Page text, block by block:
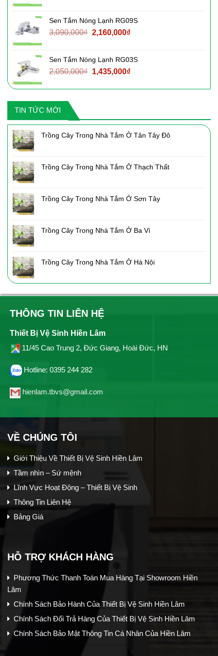
2,760,000₫.là:
1,930,000₫.
Sen Tắm Nóng Lạnh RG09S
3,090,000₫ Giá
3,090,000₫.
2,160,000₫Giá
là:
2,160,000₫.
Sen Tắm Nóng Lạnh RG03S
2,050,000₫ Giá
là:
1,435,000₫Giá
tại
TIN TỨC MỚI
Trồng Cây Trong Nhà Tắm Ở Tân Tây Đô
Trồng Cây Trong Nhà Tắm Ở Thạch Thất
Trồng Cây Trong Nhà Tắm Ở Sơn Tây
Trồng Cây Trong Nhà Tắm Ở Ba Vì
Trồng Cây Trong Nhà Tắm Ở Hà Nội
THÔNG TIN LIÊN HỆ
Thiết Bị Vệ Sinh Hiền Lâm
11/45 Cao Trung 2, Đức Giang, Hoài Đức, HN
Hotline: 0395 244 282
hienlam.tbvs@gmail.com
VỀ CHÚNG TÔI
Giới Thiệu Về Thiết Bị Vệ Sinh Hiền Lâm
Tầm nhìn – Sứ mệnh
Lĩnh Vực Hoạt Động – Thiết Bị Vệ Sinh
Thông Tin Liên Hệ
Bảng Giá
HỖ TRỢ KHÁCH HÀNG
Phương Thức Thanh Toán Mua Hàng Tại Showroom Hiền
Lâm
Chính Sách Bảo Hành Của Thiết Bị Vệ Sinh Hiền Lâm
Chính Sách Đổi Trả Hàng Của Thiết Bị Vệ Sinh Hiền Lâm
Chính Sách Bảo Mật Thông Tin Cá Nhân Của Hiền Lâm